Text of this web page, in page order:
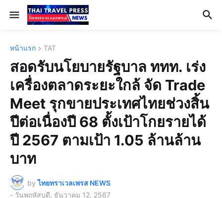
หน้าแรก TAT
สอดรับนโยบายรัฐบาล ททท. เร่ง
เครื่องตลาดระยะใกล้ จัด Trade
Meet รุกขายประเทศไทยช่วงสิ้น
ปีต่อเนื่องปี 68 ตั้งเป้าโกยรายได้
ปี 2567 ตามเป้า 1.05 ล้านล้าน
บาท
by ไทยทราเวลเพรส NEWS
- วันพฤหัสบดี, ธันวาคม 12, 2567